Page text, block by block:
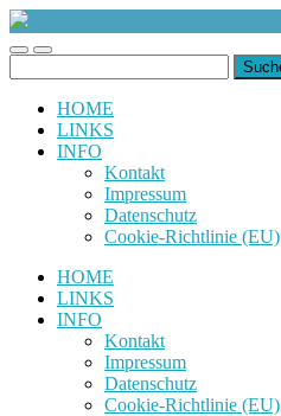
uiuiuiuiuiuiui.de
Toggle
mobile
Toggle
search
nach:
HOME
LINKS
INFO
Kontakt
Impressum
Datenschutz
Cookie-Richtlinie (EU)
HOME
LINKS
INFO
Kontakt
Impressum
Datenschutz
Cookie-Richtlinie (EU)